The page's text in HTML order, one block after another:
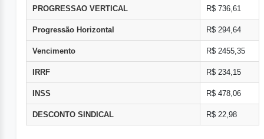
PROGRESSAO VERTICAL R$ 736,61
Progressão Horizontal R$ 294,64
Vencimento R$ 2455,35
IRRF R$ 234,15
INSS R$ 478,06
DESCONTO SINDICAL R$ 22,98